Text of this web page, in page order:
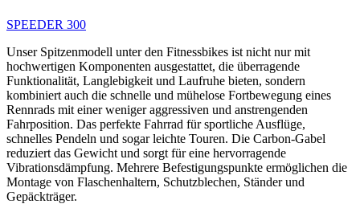
SPEEDER 300
Unser Spitzenmodell unter den Fitnessbikes ist nicht nur mit
hochwertigen Komponenten ausgestattet, die überragende
Funktionalität, Langlebigkeit und Laufruhe bieten, sondern
kombiniert auch die schnelle und mühelose Fortbewegung eines
Rennrads mit einer weniger aggressiven und anstrengenden
Fahrposition. Das perfekte Fahrrad für sportliche Ausflüge,
schnelles Pendeln und sogar leichte Touren. Die Carbon-Gabel
reduziert das Gewicht und sorgt für eine hervorragende
Vibrationsdämpfung. Mehrere Befestigungspunkte ermöglichen die
Montage von Flaschenhaltern, Schutzblechen, Ständer und
Gepäckträger.